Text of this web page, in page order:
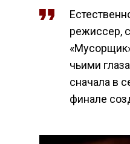
режиссер,
чьими
сначала в
финале